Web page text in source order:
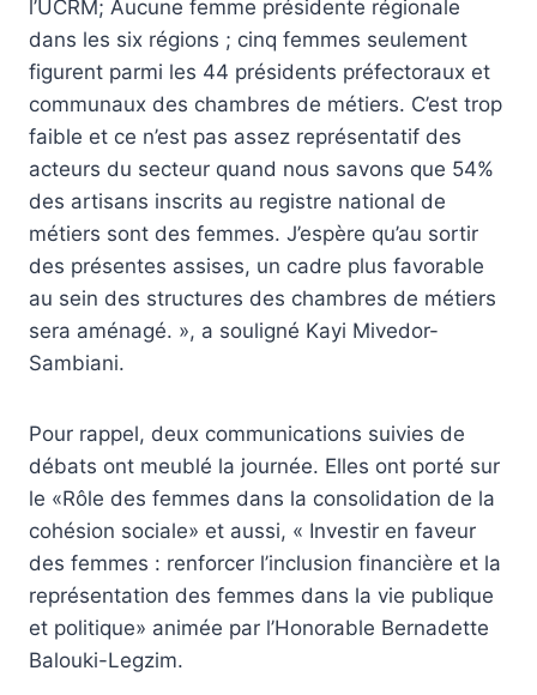
l’UCRM; Aucune femme présidente régionale
dans les six régions ; cinq femmes seulement
figurent parmi les 44 présidents préfectoraux et
communaux des chambres de métiers. C’est trop
faible et ce n’est pas assez représentatif des
acteurs du secteur quand nous savons que 54%
des artisans inscrits au registre national de
métiers sont des femmes. J’espère qu’au sortir
des présentes assises, un cadre plus favorable
au sein des structures des chambres de métiers
sera aménagé. », a souligné Kayi Mivedor-
Sambiani.
Pour rappel, deux communications suivies de
débats ont meublé la journée. Elles ont porté sur
le «Rôle des femmes dans la consolidation de la
cohésion sociale» et aussi, « Investir en faveur
des femmes : renforcer l’inclusion financière et la
représentation des femmes dans la vie publique
et politique» animée par l’Honorable Bernadette
Balouki-Legzim.